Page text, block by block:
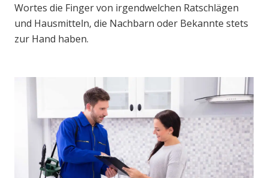
Wortes die Finger von irgendwelchen Ratschlägen
und Hausmitteln, die Nachbarn oder Bekannte stets
zur Hand haben.